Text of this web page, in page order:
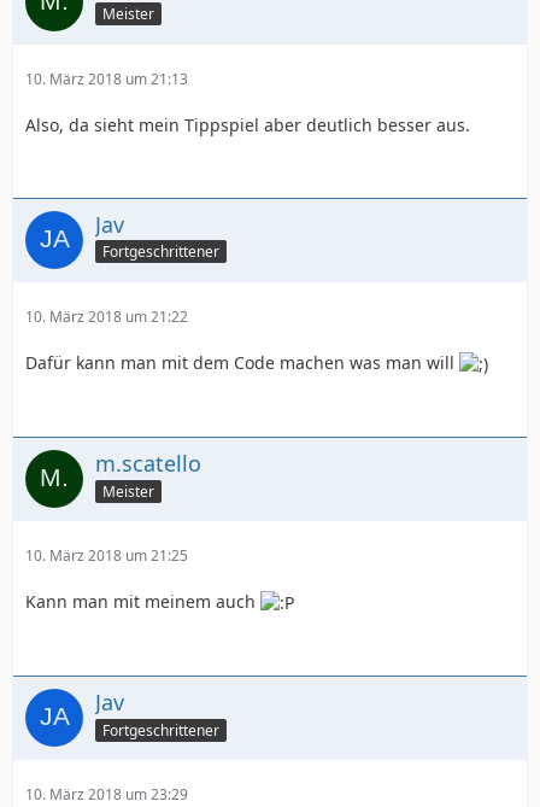
Meister
10. März 2018 um 21:13
Also, da sieht mein Tippspiel aber deutlich besser aus.
Jav
Fortgeschrittener
10. März 2018 um 21:22
Dafür kann man mit dem Code machen was man will
m.scatello
Meister
10. März 2018 um 21:25
Kann man mit meinem auch
Jav
Fortgeschrittener
10. März 2018 um 23:29